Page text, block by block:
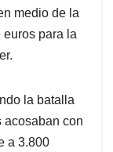
medio de la
para la
la batalla
acosaban con
a 3.800